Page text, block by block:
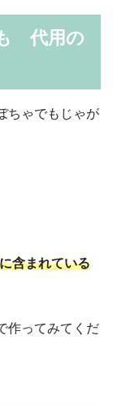
代用の
ちゃでもじゃが
含まれている
作ってみてくだ